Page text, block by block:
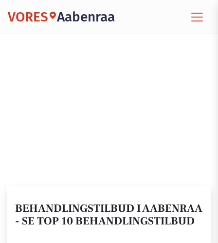
VORES Aabenraa
BEHANDLINGSTILBUD I AABENRAA
- SE TOP 10 BEHANDLINGSTILBUD